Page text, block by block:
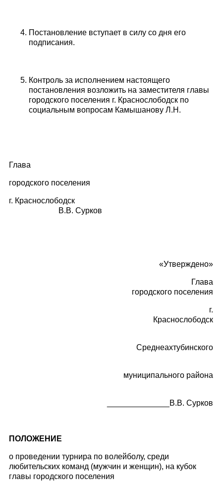
Постановление вступает в силу со дня его
подписания.
Контроль за исполнением настоящего
постановления возложить на заместителя главы
городского поселения г. Краснослободск по
социальным вопросам Камышанову Л.Н.
Глава
городского поселения
г. Краснослободск
В.В. Сурков
«Утверждено»
Глава
городского поселения
г.
Краснослободск
Среднеахтубинского
муниципального района
______________В.В. Сурков
ПОЛОЖЕНИЕ
о проведении турнира по волейболу, среди
любительских команд (мужчин и женщин), на кубок
главы городского поселения